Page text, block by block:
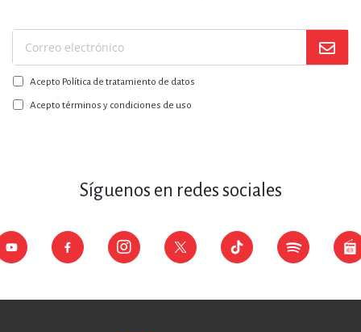
Suscríbase
a
nuestro
boletín:
Acepto Política de tratamiento de datos
Acepto términos y condiciones de uso
Síguenos en redes sociales